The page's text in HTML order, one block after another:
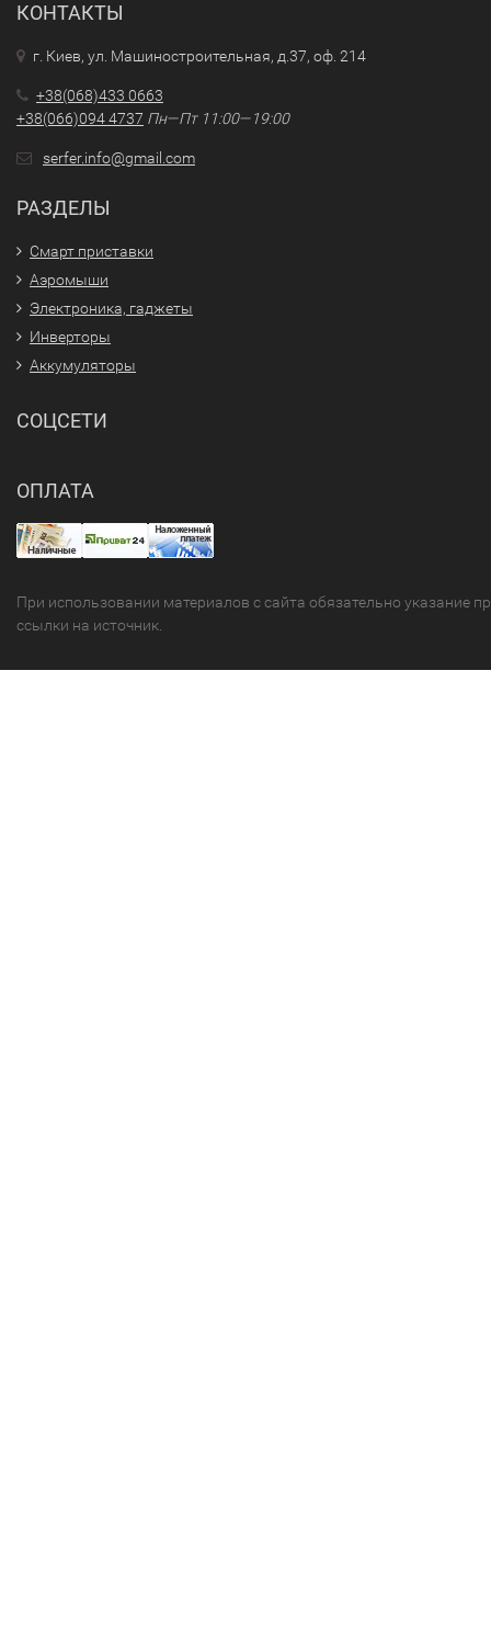
КОНТАКТЫ
г. Киев, ул. Машиностроительная, д.37, оф. 214
+38(068)433 0663
+38(066)094 4737 Пн—Пт 11:00—19:00
serfer.info@gmail.com
РАЗДЕЛЫ
Смарт приставки
Аэромыши
Электроника, гаджеты
Инверторы
Аккумуляторы
СОЦСЕТИ
ОПЛАТА
При использовании материалов с сайта обязательно указание
ссылки на источник.